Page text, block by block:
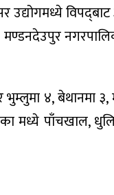
भुम्लुमा ४,
मध्ये पाँचखाल,